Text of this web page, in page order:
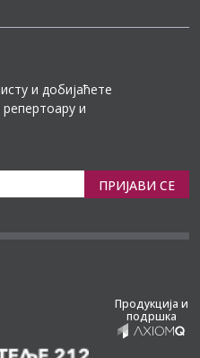
и добијаћете
и
ПРИЈАВИ СЕ
Продукција и
подршка